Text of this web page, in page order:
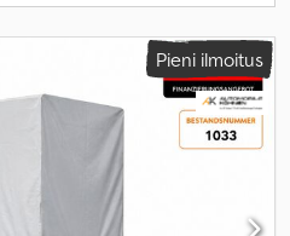
Pieni ilmoitus